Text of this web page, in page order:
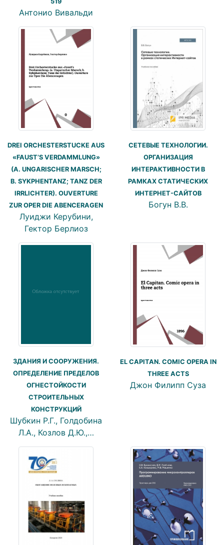
Антонио Вивальди
DREI ORCHESTERSTUCKE AUS
«FAUST’S VERDAMMLUNG»
(A. UNGARISCHER MARSCH;
B. SYKPHENTANZ; TANZ DER
IRRLICHTER). OUVERTURE
ZUR OPER DIE ABENCERAGEN
Луиджи Керубини,
Гектор Берлиоз
СЕТЕВЫЕ ТЕХНОЛОГИИ.
ОРГАНИЗАЦИЯ
ИНТЕРАКТИВНОСТИ В
РАМКАХ СТАТИЧЕСКИХ
ИНТЕРНЕТ-САЙТОВ
Богун В.В.
ЗДАНИЯ И СООРУЖЕНИЯ.
ОПРЕДЕЛЕНИЕ ПРЕДЕЛОВ
ОГНЕСТОЙКОСТИ
СТРОИТЕЛЬНЫХ
КОНСТРУКЦИЙ
Шубкин Р.Г., Голдобина
Л.А., Козлов Д.Ю.,…
EL CAPITAN. COMIC OPERA IN
THREE ACTS
Джон Филипп Суза